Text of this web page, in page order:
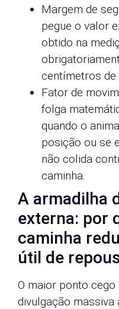
Margem de
pegue o valor
obtido na
centímetros de
Fator de
folga
quando o
posição ou se
não colida
caminha.
A armadilha
externa: por
caminha
útil de
O maior ponto
divulgação massiva